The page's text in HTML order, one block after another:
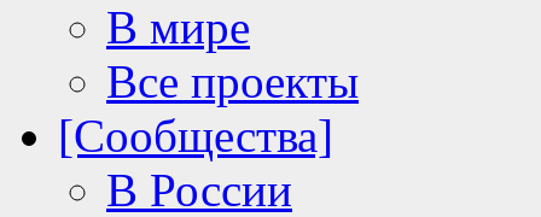
В мире
Все проекты
[Сообщества]
В России